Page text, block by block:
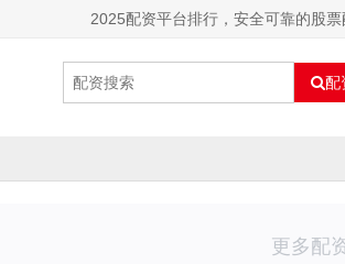
2025配资平台排行，安全可靠的股
配
更多配